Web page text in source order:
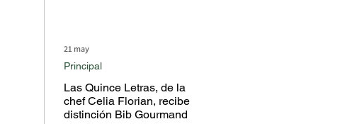
Las Quince Letras, de la
chef Celia Florian, recibe
distinción Bib Gourmand
Principal
21 may